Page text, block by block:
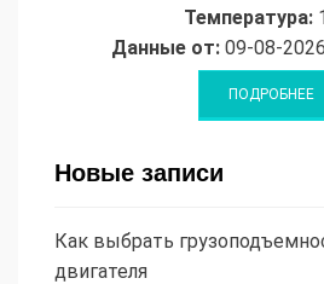
Температура:
Данные от: 09-08-
Новые записи
Как выбрать
двигателя